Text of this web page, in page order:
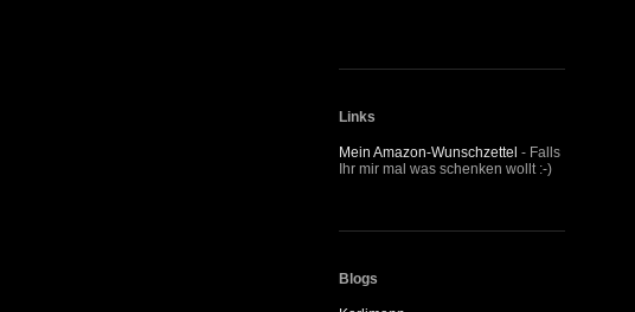
Links
Mein Amazon-Wunschzettel - Falls
Ihr mir mal was schenken wollt :-)
Blogs